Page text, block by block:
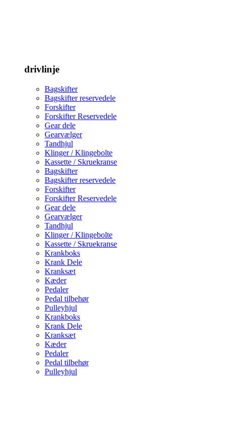
drivlinje
Bagskifter
Bagskifter reservedele
Forskifter
Forskifter Reservedele
Gear dele
Gearvælger
Tandhjul
Klinger / Klingebolte
Kassette / Skruekranse
Bagskifter
Bagskifter reservedele
Forskifter
Forskifter Reservedele
Gear dele
Gearvælger
Tandhjul
Klinger / Klingebolte
Kassette / Skruekranse
Krankboks
Krank Dele
Kranksæt
Kæder
Pedaler
Pedal tilbehør
Pulleyhjul
Krankboks
Krank Dele
Kranksæt
Kæder
Pedaler
Pedal tilbehør
Pulleyhjul